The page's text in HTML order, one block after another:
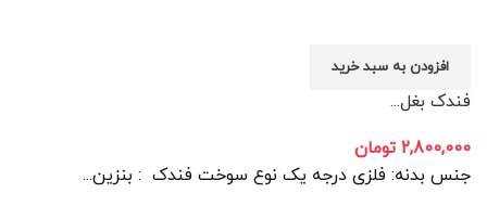
افزودن به سبد خرید
فندک بغل...
2,800,000 تومان
جنس بدنه: فلزی درجه یک نوع سوخت فندک : بنزین...